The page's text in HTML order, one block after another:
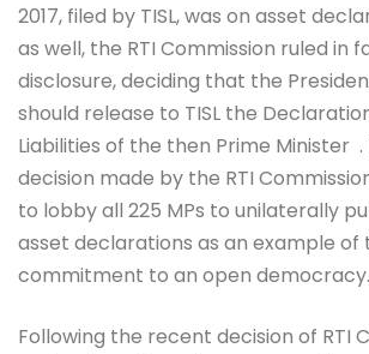
2017, filed by TISL, was on asset
as well, the RTI Commission ruled in
disclosure, deciding that the
should release to TISL the
Liabilities of the then Prime Minister .
decision made by the RTI
to lobby all 225 MPs to unilaterally
asset declarations as an example of
commitment to an open democracy.
Following the recent decision of RTI